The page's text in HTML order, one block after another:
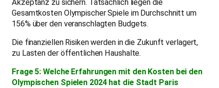
Akzeptanz zu sichern. Tatsächlich liegen die
Gesamtkosten Olympischer Spiele im Durchschnitt um
156% über den veranschlagten Budgets.
Die finanziellen Risiken werden in die Zukunft verlagert,
zu Lasten der öffentlichen Haushalte.
Frage 5: Welche Erfahrungen mit den Kosten bei den
Olympischen Spielen 2024 hat die Stadt Paris